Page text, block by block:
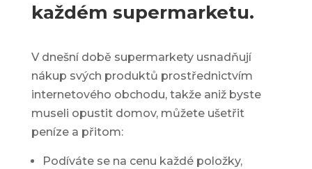
každém supermarketu.
V dnešní době supermarkety usnadňují
nákup svých produktů prostřednictvím
internetového obchodu, takže aniž byste
museli opustit domov, můžete ušetřit
penízea přitom:
Podíváte se na cenu každé položky,